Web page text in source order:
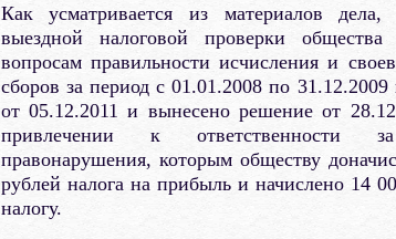
Как усматривается из материалов дела,
выездной налоговой проверки общества
вопросам правильности исчисления и
сборов за период с 01.01.2008 по
от 05.12.2011 и вынесено решение от
привлечении к ответственности
правонарушения, которым обществу
рублей налога на прибыль и начислено 14
налогу.